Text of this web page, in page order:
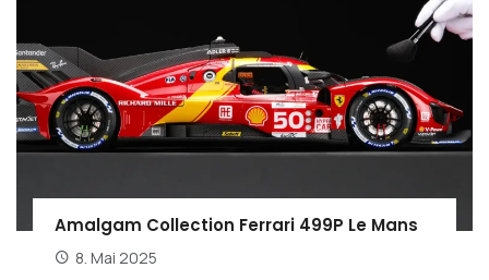
Amalgam Collection Ferrari 499P Le Mans
8. Mai 2025